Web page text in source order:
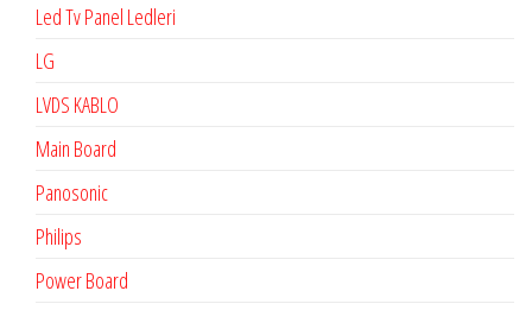
Led Tv Panel Ledleri
LG
LVDS KABLO
Main Board
Panosonic
Philips
Power Board